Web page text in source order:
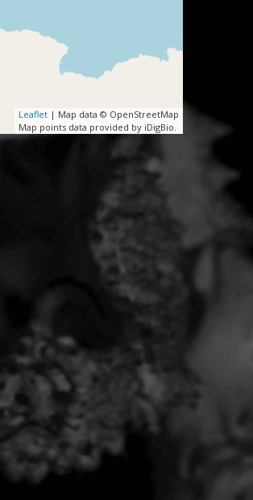
Leaflet | Map data © OpenStreetMap
Map points data provided by iDigBio.